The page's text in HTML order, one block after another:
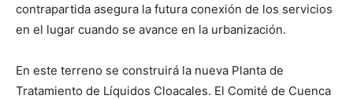
contrapartida asegura la futura conexión de los servicios
en el lugar cuando se avance en la urbanización.
En este terreno se construirá la nueva Planta de
Tratamiento de Líquidos Cloacales. El Comité de Cuenca